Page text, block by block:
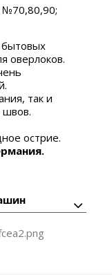
№70,80,90;
оверлоков.
так и
швов.
острие.